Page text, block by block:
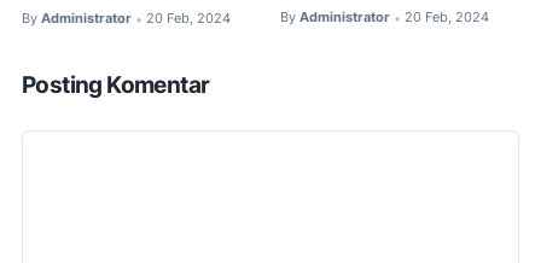
By Administrator • 20 Feb, 2024 By Administrator • 20 Feb, 2024
Posting Komentar